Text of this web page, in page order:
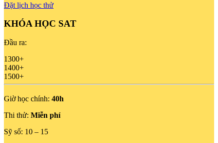
Đặt lịch học thử
KHÓA HỌC SAT
Đầu ra:
1300+
1400+
1500+
Giờ học chính: 40h
Thi thử: Miễn phí
Sỹ số: 10 – 15